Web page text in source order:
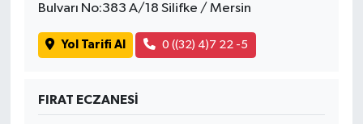
Bulvarı No:383 A/18 Silifke / Mersin
Yol Tarifi Al 0 ((32) 4)7 22 -5
FIRAT ECZANESİ